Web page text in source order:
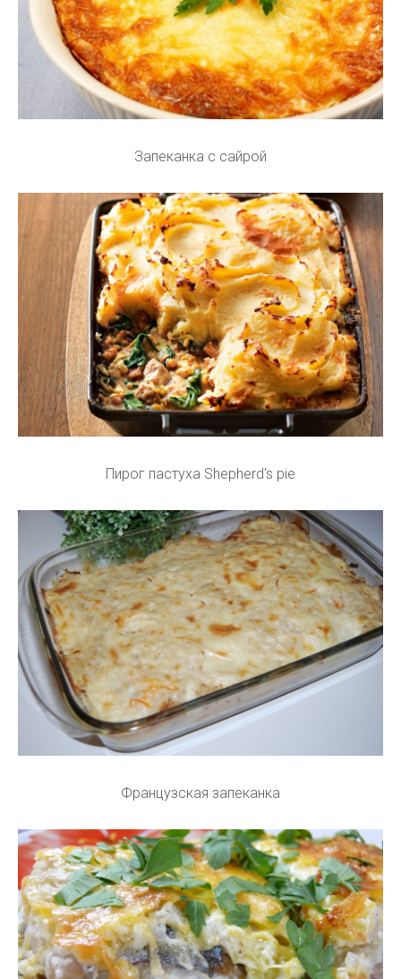
Запеканка с сайрой
Пирог пастуха Shepherd's pie
Французская запеканка